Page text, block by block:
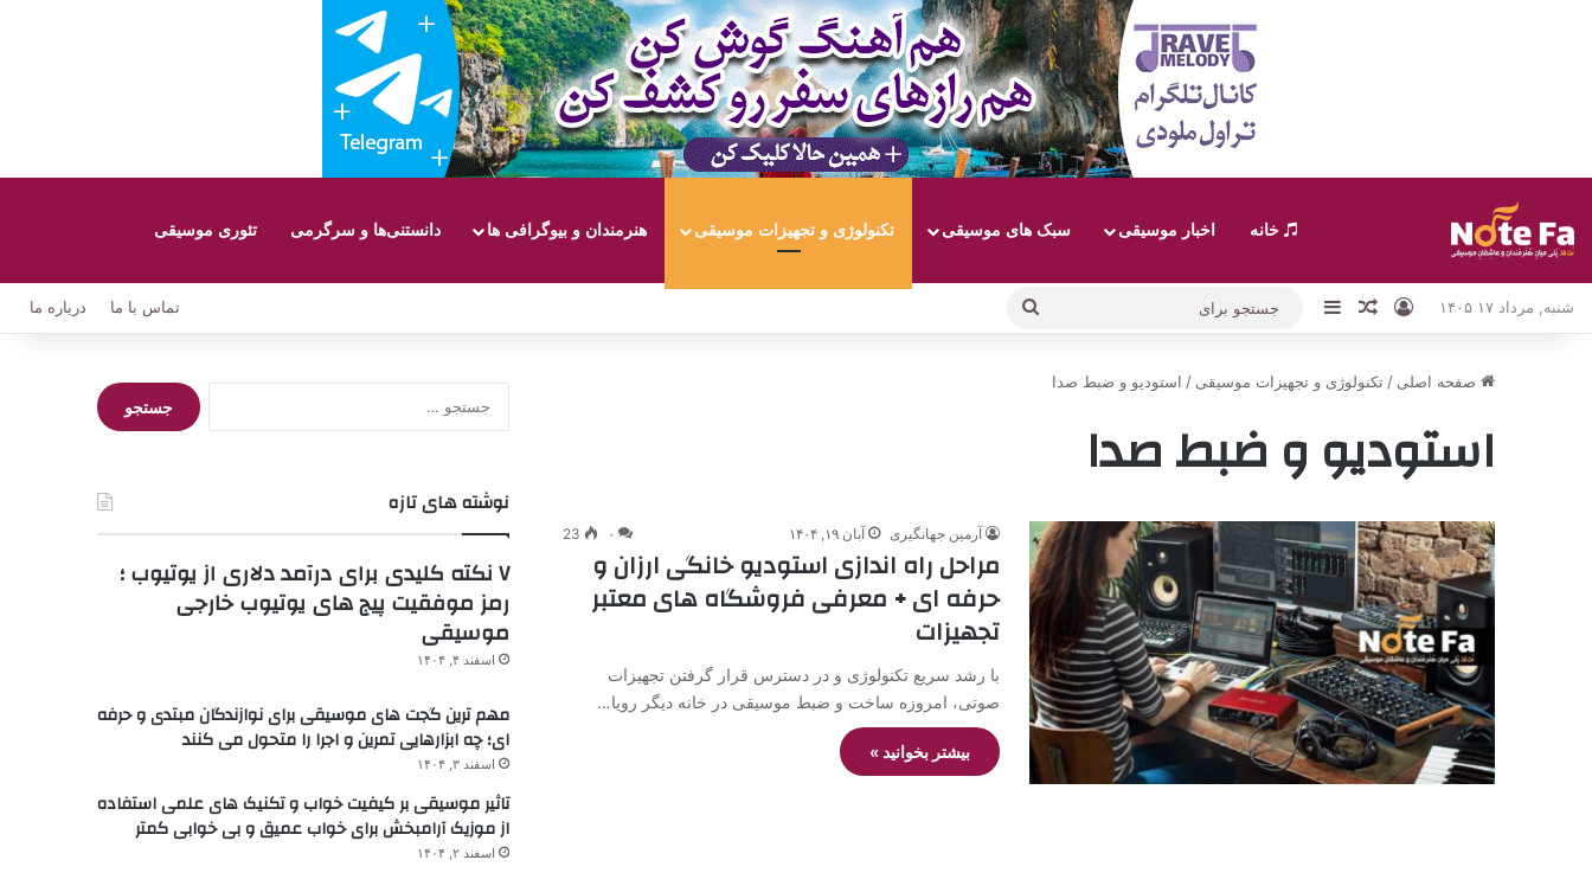
خانه اخبار موسیقی سبک های موسیقی تکنولوژی و تجهیزات موسیقی هنرمندان و بیوگرافی ها دانستنی‌ها و سرگرمی تئوری موسیقی
شنبه, مرداد ۱۷ ۱۴۰۵ ورودنوشته تصادفی
نوارکناری
جستجو
تماس با ما درباره ما
صفحه اصلی / تکنولوژی و تجهیزات موسیقی / استودیو و ضبط صدا
استودیو و ضبط صدا
آرمین جهانگیری آبان ۱۹, ۱۴۰۴ ۰ 23
مراحل راه اندازی استودیو خانگی ارزان و
حرفه ای + معرفی فروشگاه های معتبر
تجهیزات
با رشد سریع تکنولوژی و در دسترس قرار گرفتن تجهیزات
صوتی، امروزه ساخت و ضبط موسیقی در خانه دیگر رویا…
بیشتر بخوانید »
جستجو
برای:
نوشته های تازه
۷ نکته کلیدی برای درآمد دلاری از یوتیوب ؛
رمز موفقیت پیج های یوتیوب خارجی
موسیقی
اسفند ۴, ۱۴۰۴
مهم ترین گجت های موسیقی برای نوازندگان مبتدی و حرفه
ای؛ چه ابزارهایی تمرین و اجرا را متحول می کنند
اسفند ۳, ۱۴۰۴
تاثیر موسیقی بر کیفیت خواب و تکنیک های علمی استفاده
از موزیک آرامبخش برای خواب عمیق و بی خوابی کمتر
اسفند ۲, ۱۴۰۴